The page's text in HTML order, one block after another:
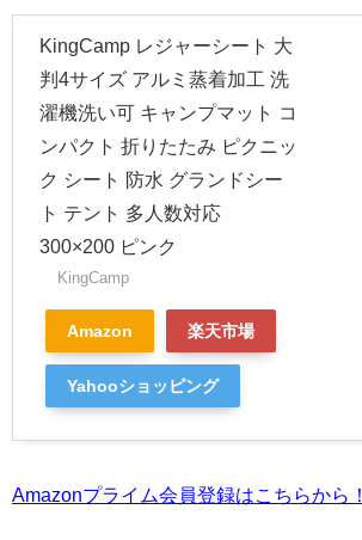
KingCamp レジャーシート 大
判4サイズ アルミ蒸着加工 洗
濯機洗い可 キャンプマット コ
ンパクト 折りたたみ ピクニッ
ク シート 防水 グランドシー
ト テント 多人数対応
300×200 ピンク
KingCamp
Amazon 楽天市場
Yahooショッピング
Amazonプライム会員登録はこちらから！